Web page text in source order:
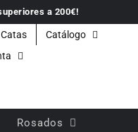
a 200€!
Catas
Catálogo
Rosados